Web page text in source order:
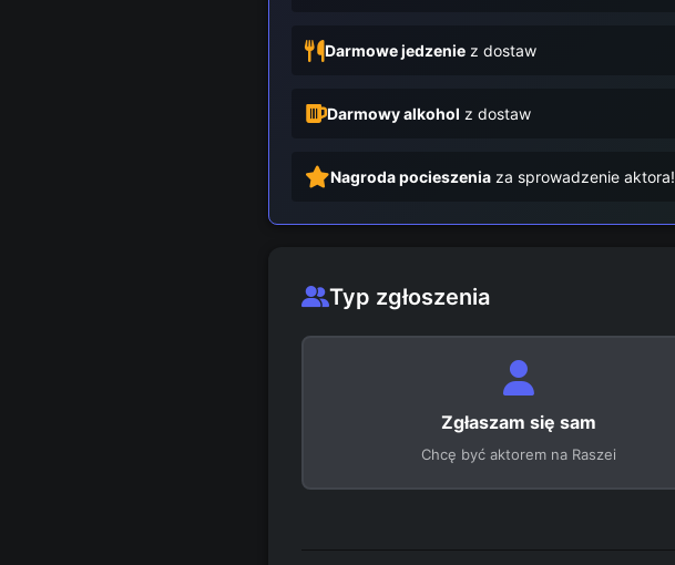
Darmowe jedzenie z dostaw
Darmowy alkohol z dostaw
Nagroda pocieszenia za sprowadzenie aktora!
Typ zgłoszenia
Zgłaszam się sam
Chcę być aktorem na Raszei